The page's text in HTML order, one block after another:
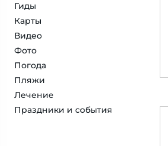
Гиды
Карты
Видео
Фото
Погода
Пляжи
Лечение
Праздники и события